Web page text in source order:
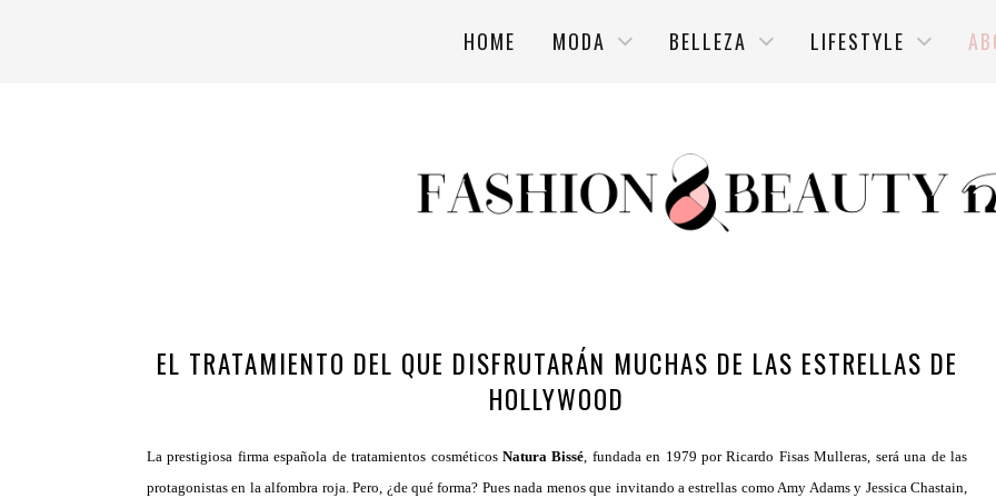
HOME MODA BELLEZA LIFESTYLE
EL TRATAMIENTO DEL QUE DISFRUTARÁN MUCHAS DE LAS ESTRELLAS DE
HOLLYWOOD
La prestigiosa firma española de tratamientos cosméticos Natura Bissé , fundada en 1979 por Ricardo Fisas Mulleras, será una de las
protagonistas en la alfombra roja. Pero, ¿de qué forma? Pues nada menos que invitando a estrellas como Amy Adams y Jessica Chastain,